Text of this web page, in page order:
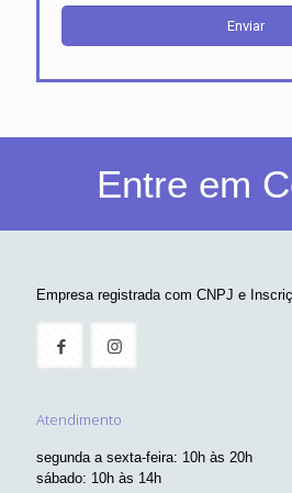
Entre em
Empresa registrada com CNPJ e
Atendimento
segunda a sexta-feira: 10h às 20h
sábado: 10h às 14h